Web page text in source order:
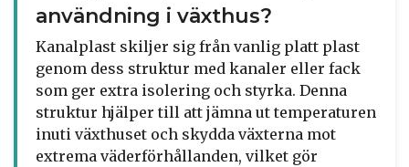
användning i växthus?
Kanalplast skiljer sig från vanlig platt plast
genom dess struktur med kanaler eller fack
som ger extra isolering och styrka. Denna
struktur hjälper till att jämna ut temperaturen
inuti växthuset och skydda växterna mot
extrema väderförhållanden, vilket gör